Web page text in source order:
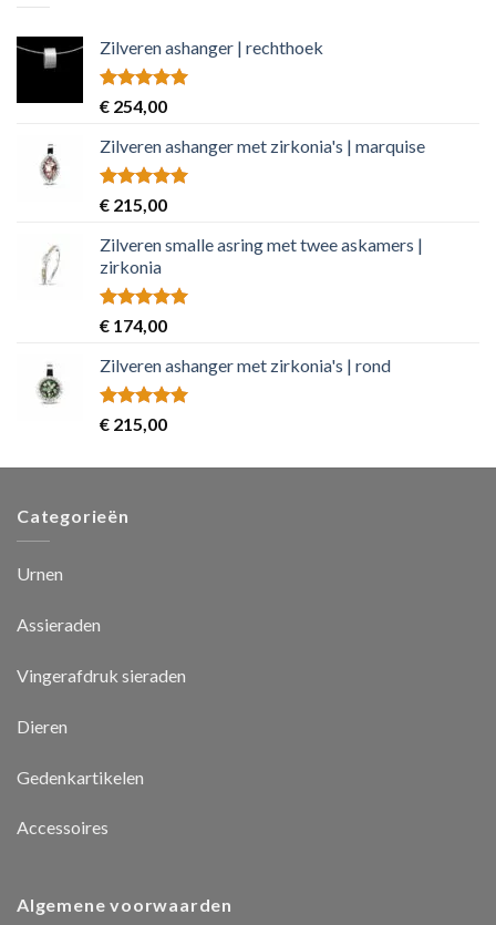
Zilveren ashanger | rechthoek
Rated5.00
out of 5
€ 254,00
Zilveren ashanger met zirkonia's | marquise
Rated5.00
out of 5
€ 215,00
Zilveren smalle asring met twee askamers |
zirkonia
Rated5.00
out of 5
€ 174,00
Zilveren ashanger met zirkonia's | rond
Rated5.00
out of 5
€ 215,00
Categorieën
Urnen
Assieraden
Vingerafdruk sieraden
Dieren
Gedenkartikelen
Accessoires
Algemene voorwaarden